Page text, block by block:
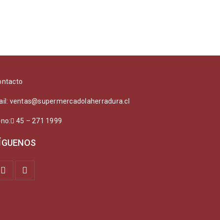
ventas@supermercadolaherradura.cl
45 – 271 1999